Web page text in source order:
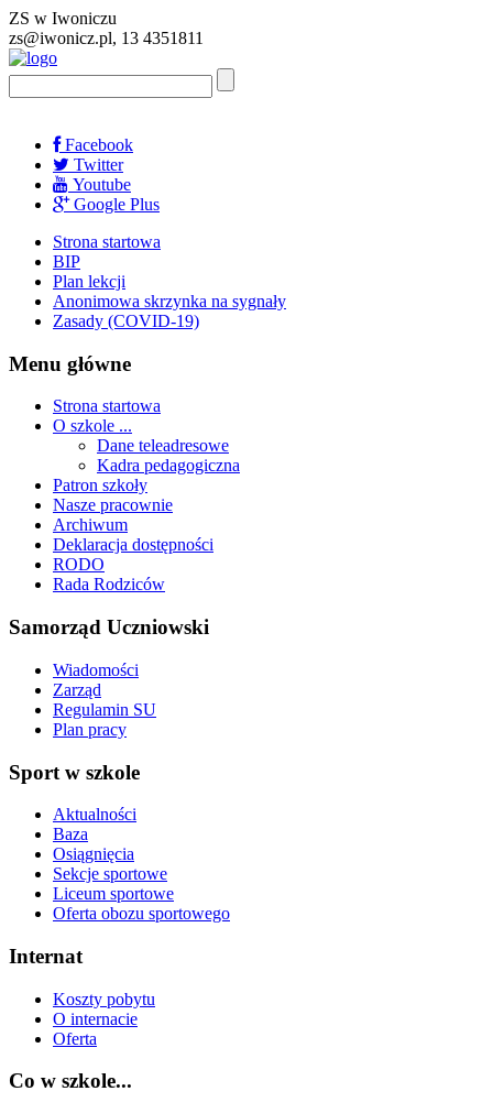
ZS w Iwoniczu
zs@iwonicz.pl, 13 4351811
Facebook
Twitter
Youtube
Google Plus
Strona startowa
BIP
Plan lekcji
Anonimowa skrzynka na sygnały
Zasady (COVID-19)
Menu główne
Strona startowa
O szkole ...
Dane teleadresowe
Kadra pedagogiczna
Patron szkoły
Nasze pracownie
Archiwum
Deklaracja dostępności
RODO
Rada Rodziców
Samorząd Uczniowski
Wiadomości
Zarząd
Regulamin SU
Plan pracy
Sport w szkole
Aktualności
Baza
Osiągnięcia
Sekcje sportowe
Liceum sportowe
Oferta obozu sportowego
Internat
Koszty pobytu
O internacie
Oferta
Co w szkole...